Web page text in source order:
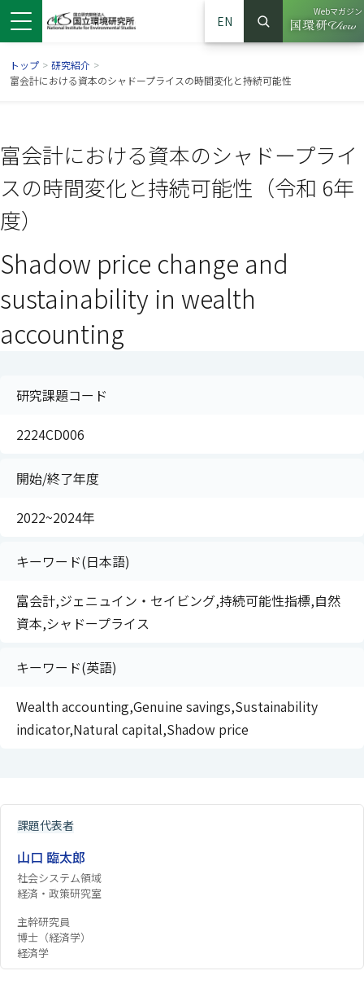
ドウで開きます）
ンドウで開きます）
ウインドウで開きます）
EN
サイト内検索
検索
Webマガジン
（別ウイ
トップ > 研究紹介 >
富会計における資本のシャドープライスの時間変化と持続可能性
富会計における資本のシャドープライ
スの時間変化と持続可能性（令和 6年
度）
Shadow price change and
sustainability in wealth
accounting
研究課題コード
2224CD006
開始/終了年度
2022~2024年
キーワード(日本語)
富会計,ジェニュイン・セイビング,持続可能性指標,自然
資本,シャドープライス
キーワード(英語)
Wealth accounting,Genuine savings,Sustainability
indicator,Natural capital,Shadow price
課題代表者
山口 臨太郎
社会システム領域
経済・政策研究室
主幹研究員
博士（経済学）
経済学